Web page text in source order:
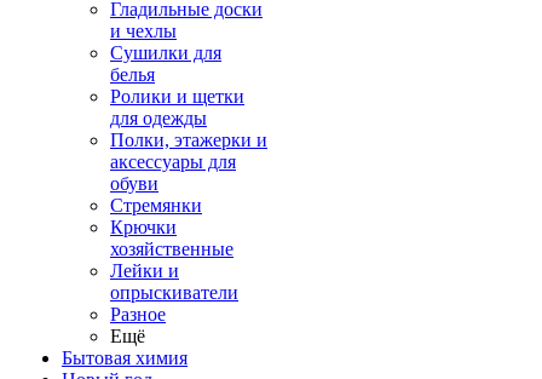
Гладильные доски
и чехлы
Сушилки для
белья
Ролики и щетки
для одежды
Полки, этажерки и
аксессуары для
обуви
Стремянки
Крючки
хозяйственные
Лейки и
опрыскиватели
Разное
Ещё
Бытовая химия